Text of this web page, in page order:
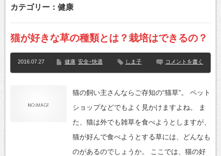
カテゴリー：健康
猫が好きな草の種類とは？栽培はできるの？
2016.07.27 健康 安全･快適 しま子 コメントを書く
猫の飼い主さんならご存知の“猫草”。 ペット
ショップなどでもよく見かけますよね。 ま
た、猫は外でも雑草を食べようとしますが、
猫が好んで食べようとする草には、どんなも
のがあるのでしょうか。 ここでは、猫の好